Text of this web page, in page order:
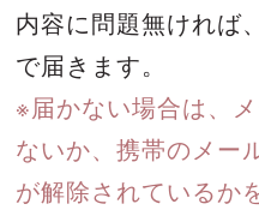
内容に問題無ければ
で届きます。
※届かない場合は、
ないか、携帯のメー
が解除されているか